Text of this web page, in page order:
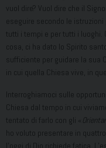
vuol dire? Vuol dire che il
eseguire secondo le istruzioni
tutti i tempi e per tutti i luoghi.
cosa, ci ha dato lo Spirito
sufficiente per guidare la
in cui quella Chiesa vive, in
Interroghiamoci sulle
Chiesa dal tempo in cui
tentato di farlo con gli «
ho voluto presentare in
l’oggi di Dio richiede fatica.